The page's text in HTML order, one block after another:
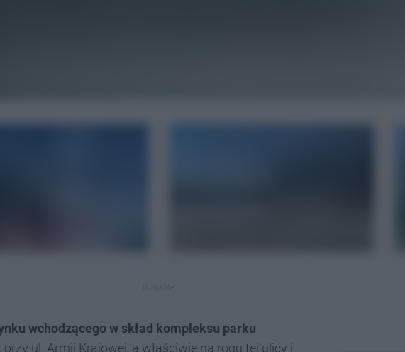
wchodzącego w skład kompleksu parku
, przy ul. Armii Krajowej, a właściwie na rogu tej ulicy i